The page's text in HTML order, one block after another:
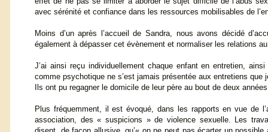
avec sérénité et confiance dans les ressources mobilisables de
Moins d’un après l’accueil de Sandra, nous avons décidé
également à dépasser cet évènement et normaliser les relations
J’ai ainsi reçu individuellement chaque enfant en entretien,
comme psychotique ne s’est jamais présentée aux entretiens
Ils ont pu regagner le domicile de leur père au bout de deux
Plus fréquemment, il est évoqué, dans les rapports en vue de
association, des « suspicions » de violence sexuelle. Les